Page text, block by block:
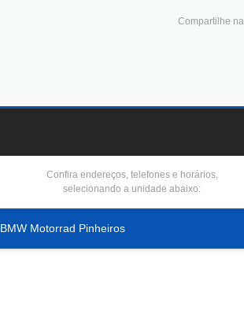
Compartilhe
Confira endereços, telefones e horários,
selecionando a unidade abaixo:
BMW Motorrad Pinheiros